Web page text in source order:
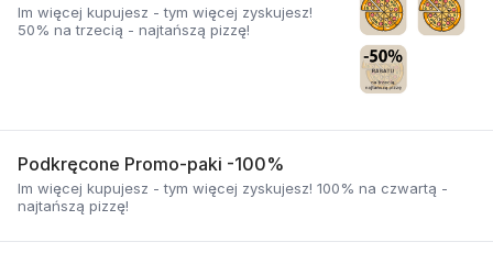
Im więcej kupujesz - tym więcej zyskujesz!
50% na trzecią - najtańszą pizzę!
Podkręcone Promo-paki -100%
Im więcej kupujesz - tym więcej zyskujesz! 100% na czwartą -
najtańszą pizzę!